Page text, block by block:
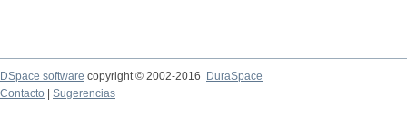
DSpace software copyright © 2002-2016
DuraSpace
Contacto
Sugerencias